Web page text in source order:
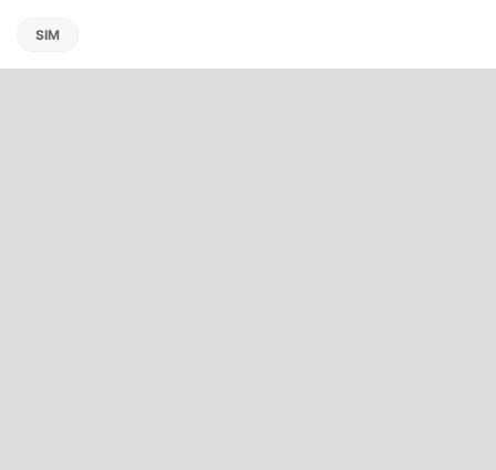
SIM